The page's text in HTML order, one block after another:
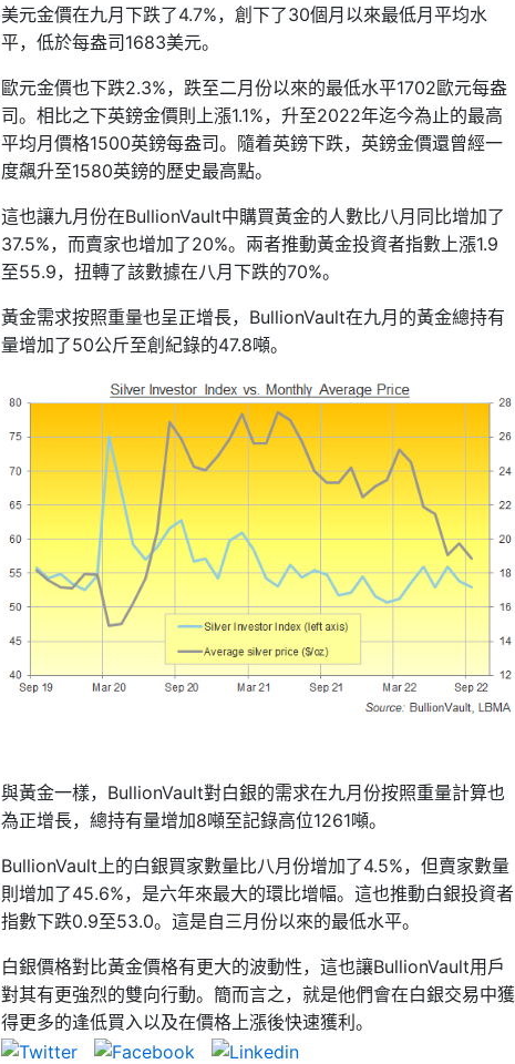
美元金價在九月下跌了4.7%，創下了30個月以來最低月平均水
平，低於每盎司 1683美元。
歐元金價也下跌2.3%，跌至二月份以來的最低水平1702歐元每盎
司。相比之下英鎊金價則上漲1.1%，升至2022年迄今為止的最高
平均月價格1500英鎊每盎司。隨着英鎊下跌，英鎊金價還曾經一
度飆升至1580英鎊的歷史最高點。
這也讓九月份在BullionVault中購買黃金的人數比八月同比增加了
37.5%，而賣家也增加了20%。兩者推動黃金投資者指數上漲1.9
至55.9，扭轉了該數據在八月下跌的70%。
黃金需求按照重量也呈正增長， BullionVault在九月的黃金總持有
量增加了50公斤至創紀錄的47.8噸。
與黃金一樣， BullionVault對白銀的需求在九月份按照重量計算也
為正增長，總持有量增加8噸至記錄高位1261噸。
BullionVault 上的白銀買家數量比八月份增加了4.5%，但賣家數量
則增加了45.6%，是六年來最大的環比增幅。這也推動白銀投資者
指數下跌0.9至53.0。這是自三月份以來的最低水平。
白銀價格對比黃金價格有更大的波動性，這也讓BullionVault用戶
對其有更強烈的雙向行動。簡而言之，就是他們會在白銀交易中獲
得更多的逢低買入以及在價格上漲後快速獲利。